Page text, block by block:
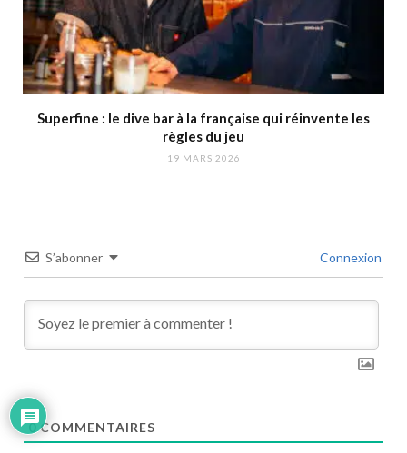
Superfine : le dive bar à la française qui réinvente les
règles du jeu
19 MARS 2026
S’abonner Connexion
0COMMENTAIRES